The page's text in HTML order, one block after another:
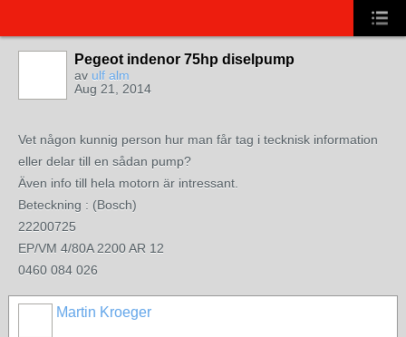
Pegeot indenor 75hp diselpump
av ulf alm
Aug 21, 2014
Vet någon kunnig person hur man får tag i tecknisk information
eller delar till en sådan pump?
Även info till hela motorn är intressant.
Beteckning : (Bosch)
22200725
EP/VM 4/80A 2200 AR 12
0460 084 026
Martin Kroeger